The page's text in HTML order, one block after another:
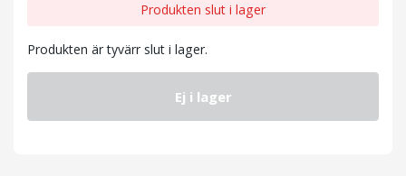
Produkten slut i lager
Produkten är tyvärr slut i lager.
Ej i lager